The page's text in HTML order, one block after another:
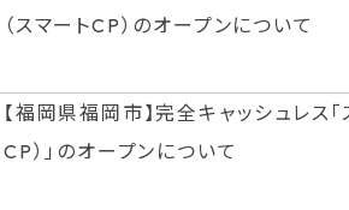
（スマートCP）のオープンについて
【福岡県福岡市】完全キャッシュレス
CP）」のオープンについて